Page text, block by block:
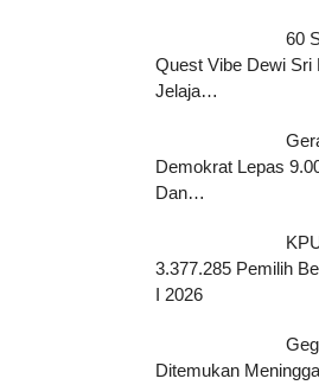
60
Quest Vibe Dewi Sri
Jelaja…
Demokrat Lepas
Dan…
3.377.285 Pemilih
I 2026
Ditemukan